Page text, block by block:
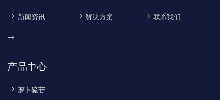
新闻资讯 解决方案 联系我们
产品中心
萝卜硫苷